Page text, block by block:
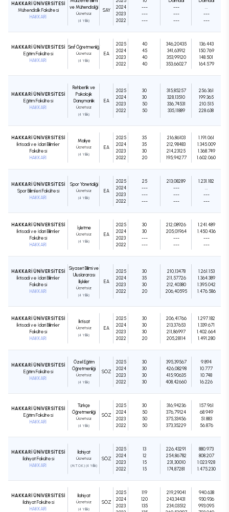
HAKKARİ ÜNİVERSİTESİ
Mühendislik Fakültesi
HAKKARİ
ve Mühendisliği
Ücretsiz
(4 Yıllık)
SAY
2024
2023
2022
---
---
---
---
---
---
---
---
HAKKARİ ÜNİVERSİTESİ
Eğitim Fakültesi
HAKKARİ
Sınıf Öğretmenliği
Ücretsiz
(4 Yıllık)
EA
2025
2024
2023
2022
40
45
40
40
346,20435
341,63912
353,99120
353,66027
136.443
150.769
148.501
164.579
HAKKARİ ÜNİVERSİTESİ
Eğitim Fakültesi
HAKKARİ
Rehberlik ve
Psikolojik
Danışmanlık
Ücretsiz
(4 Yıllık)
EA
2025
2024
2023
2022
30
30
50
50
315,85257
328,13510
336,74531
335,11889
256.361
199.365
210.515
228.638
HAKKARİ ÜNİVERSİTESİ
İktisadi ve İdari Bilimler
Fakültesi
HAKKARİ
Maliye
Ücretsiz
(4 Yıllık)
EA
2025
2024
2023
2022
35
35
30
20
216,86103
212,98483
214,23125
195,94277
1.191.061
1.345.009
1.368.749
1.602.060
HAKKARİ ÜNİVERSİTESİ
Spor Bilimleri Fakültesi
HAKKARİ
Spor Yöneticiliği
Ücretsiz
(4 Yıllık)
EA
2025
2024
2023
2022
25
---
---
---
213,08289
---
---
---
1.231.182
---
---
HAKKARİ ÜNİVERSİTESİ
İktisadi ve İdari Bilimler
Fakültesi
HAKKARİ
İşletme
Ücretsiz
(4 Yıllık)
EA
2025
2024
2023
2022
30
30
---
---
212,08926
205,01964
---
---
1.241.489
1.450.436
---
---
HAKKARİ ÜNİVERSİTESİ
İktisadi ve İdari Bilimler
Fakültesi
HAKKARİ
Siyaset Bilimi ve
Uluslararası
İlişkiler
Ücretsiz
(4 Yıllık)
EA
2025
2024
2023
2022
30
35
30
20
210,13478
211,57726
212,40380
206,40595
1.261.153
1.364.389
1.395.042
1.476.586
HAKKARİ ÜNİVERSİTESİ
İktisadi ve İdari Bilimler
Fakültesi
HAKKARİ
İktisat
Ücretsiz
(4 Yıllık)
EA
2025
2024
2023
2022
30
30
30
20
206,41766
213,37653
211,86997
205,28114
1.297.182
1.339.671
1.402.664
1.491.280
HAKKARİ ÜNİVERSİTESİ
Eğitim Fakültesi
HAKKARİ
Özel Eğitim
Öğretmenliği
Ücretsiz
(4 Yıllık)
SÖZ
2025
2024
2023
2022
30
30
30
30
395,39567
426,08298
415,90635
408,42660
9.894
10.777
10.748
16.226
HAKKARİ ÜNİVERSİTESİ
Eğitim Fakültesi
HAKKARİ
Türkçe
Öğretmenliği
Ücretsiz
(4 Yıllık)
SÖZ
2025
2024
2023
2022
30
50
50
50
316,94236
376,79124
375,33456
373,35229
157.961
68.949
51.883
56.876
HAKKARİ ÜNİVERSİTESİ
İlahiyat Fakültesi
HAKKARİ
İlahiyat
Ücretsiz
(M.T.O.K.) (4 Yıllık)
SÖZ
2025
2024
2023
2022
13
12
15
15
226,43291
254,86782
231,30010
174,87281
880.973
808.207
1.023.928
1.475.230
HAKKARİ ÜNİVERSİTESİ
İlahiyat Fakültesi
HAKKARİ
İlahiyat
Ücretsiz
(4 Yıllık)
SÖZ
2025
2024
2023
119
120
135
219,29041
243,34431
234,03512
940.638
930.936
993.095